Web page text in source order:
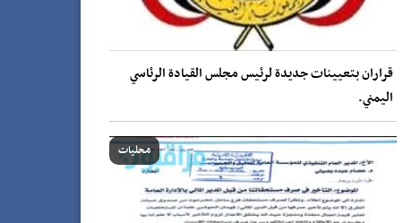
قراران بتعيينات جديدة لرئيس مجلس القيادة الرئاسي
اليمني.
محليات